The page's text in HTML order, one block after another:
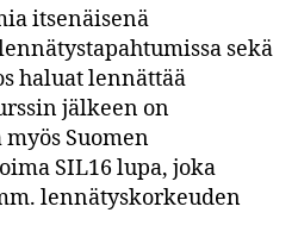
itsenäisenä
sekä
haluat lennättää
jälkeen on
Suomen
SIL16 lupa, joka
lennätyskorkeuden